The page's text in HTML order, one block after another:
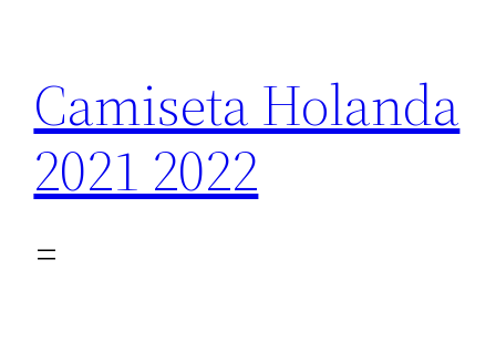
contenido
Camiseta Holanda
2021 2022